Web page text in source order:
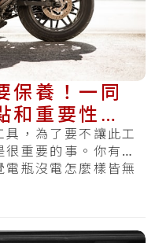
保養！一同
和重要性，
，為了要不讓此工
重要的事。你有遇
瓶沒電怎麼樣皆無